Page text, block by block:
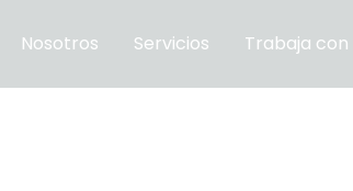
Nosotros Servicios Trabaja